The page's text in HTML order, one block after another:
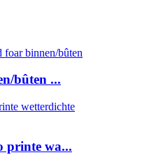
bûten ...
printe wa...